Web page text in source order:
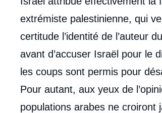
extrémiste palestinienne, qui
certitude l’identité de l’auteur
avant d’accuser Israël pour le
les coups sont permis pour
Pour autant, aux yeux de
populations arabes ne croiront